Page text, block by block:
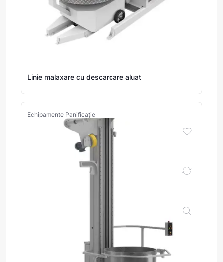
Linie malaxare cu descarcare aluat
Echipamente Panificație